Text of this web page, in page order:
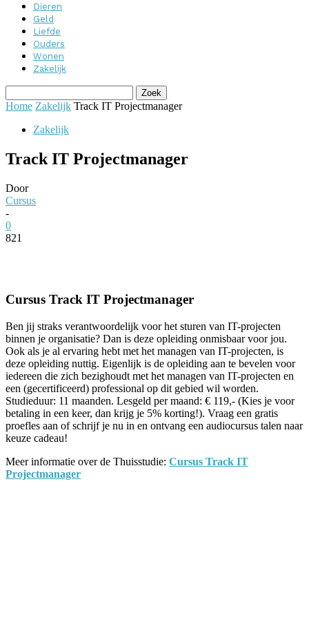
Dieren
Geld
Liefde
Ouders
Wonen
Zakelijk
Home Zakelijk Track IT Projectmanager
Zakelijk
Track IT Projectmanager
Door
Cursus
-
0
821
Cursus Track IT Projectmanager
Ben jij straks verantwoordelijk voor het sturen van IT-projecten
binnen je organisatie? Dan is deze opleiding onmisbaar voor jou.
Ook als je al ervaring hebt met het managen van IT-projecten, is
deze opleiding nuttig. Eigenlijk is de opleiding aan te bevelen voor
iedereen die zich bezighoudt met het managen van IT-projecten en
een (gecertificeerd) professional op dit gebied wil worden.
Studieduur: 11 maanden. Lesgeld per maand: € 119,- (Kies je voor
betaling in een keer, dan krijg je 5% korting!). Vraag een gratis
proefles aan of schrijf je nu in en ontvang een audiocursus talen naar
keuze cadeau!
Meer informatie over de Thuisstudie: Cursus Track IT
Projectmanager